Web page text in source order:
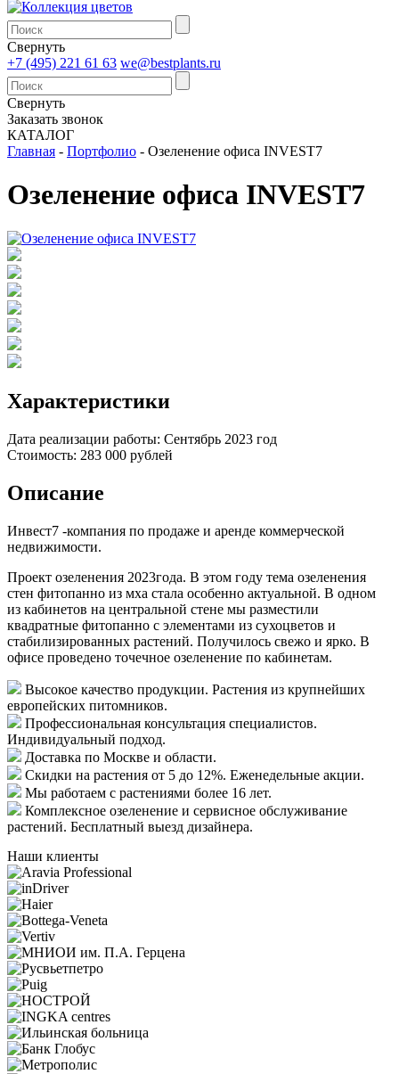
Свернуть
+7 (495) 221 61 63 we@bestplants.ru
Свернуть
Заказать звонок
КАТАЛОГ
Главная - Портфолио - Озеленение офиса INVEST7
Озеленение офиса INVEST7
Характеристики
Дата реализации работы: Сентябрь 2023 год
Стоимость: 283 000 рублей
Описание
Инвест7 -компания по продаже и аренде коммерческой
недвижимости.
Проект озеленения 2023года. В этом году тема озеленения
стен фитопанно из мха стала особенно актуальной. В одном
из кабинетов на центральной стене мы разместили
квадратные фитопанно с элементами из сухоцветов и
стабилизированных растений. Получилось свежо и ярко. В
офисе проведено точечное озеленение по кабинетам.
Высокое качество продукции. Растения из крупнейших
европейских питомников.
Профессиональная консультация специалистов.
Индивидуальный подход.
Доставка по Москве и области.
Скидки на растения от 5 до 12%. Еженедельные акции.
Мы работаем с растениями более 16 лет.
Комплексное озеленение и сервисное обслуживание
растений. Бесплатный выезд дизайнера.
Наши клиенты